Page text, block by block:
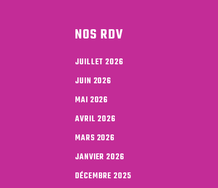
NOS RDV
JUILLET 2026
JUIN 2026
MAI 2026
AVRIL 2026
MARS 2026
JANVIER 2026
DÉCEMBRE 2025